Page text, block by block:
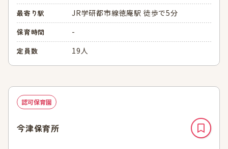
最寄り駅 JR学研都市線徳庵駅 徒歩で5分
保育時間 -
定員数 19人
認可保育園
今津保育所